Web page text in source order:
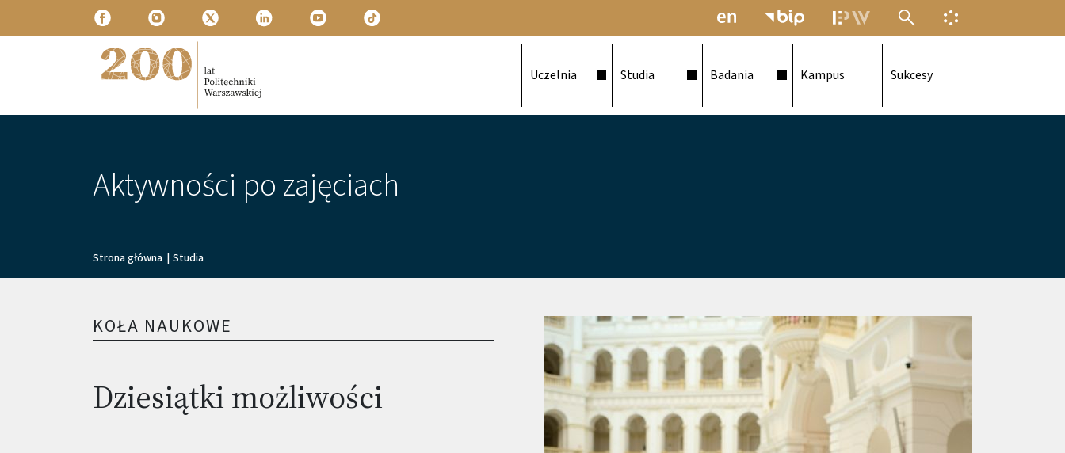
Przejdź do treści
MENU ELEKTRONICZNEJINFORMACJA O
Uczelnia Studia Badania Kampus Sukcesy
Aktywności po zajęciach
Ścieżka nawigacyjna
Strona główna Studia
KOŁA NAUKOWE
Dziesiątki możliwości